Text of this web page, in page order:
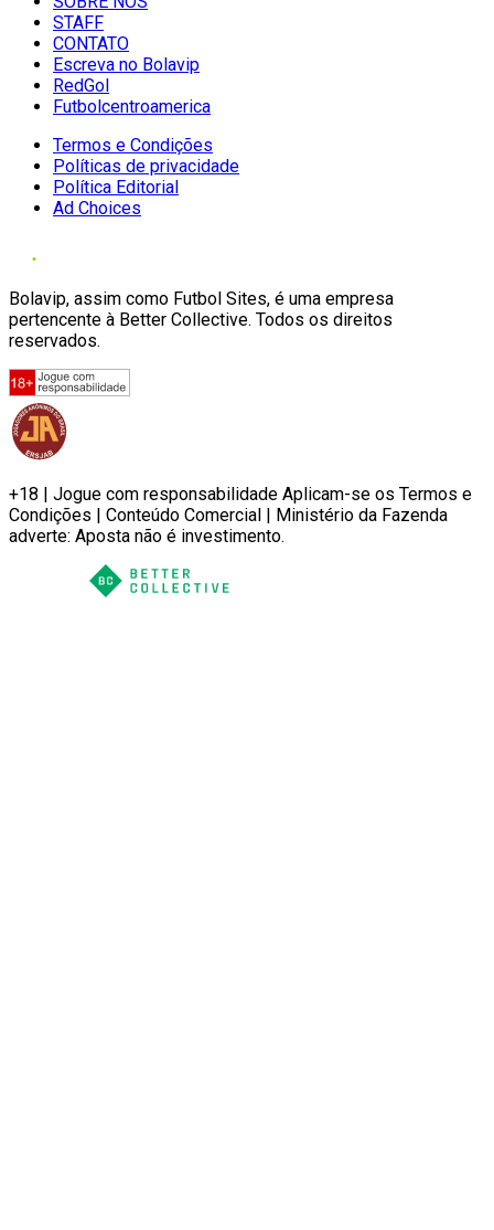
STAFF
CONTATO
Escreva no Bolavip
RedGol
Futbolcentroamerica
Termos e Condições
Políticas de privacidade
Política Editorial
Ad Choices
Bolavip, assim como Futbol Sites, é uma empresa
pertencente à Better Collective. Todos os direitos
reservados.
+18 | Jogue com responsabilidade Aplicam-se os Termos e
Condições | Conteúdo Comercial | Ministério da Fazenda
adverte: Aposta não é investimento.